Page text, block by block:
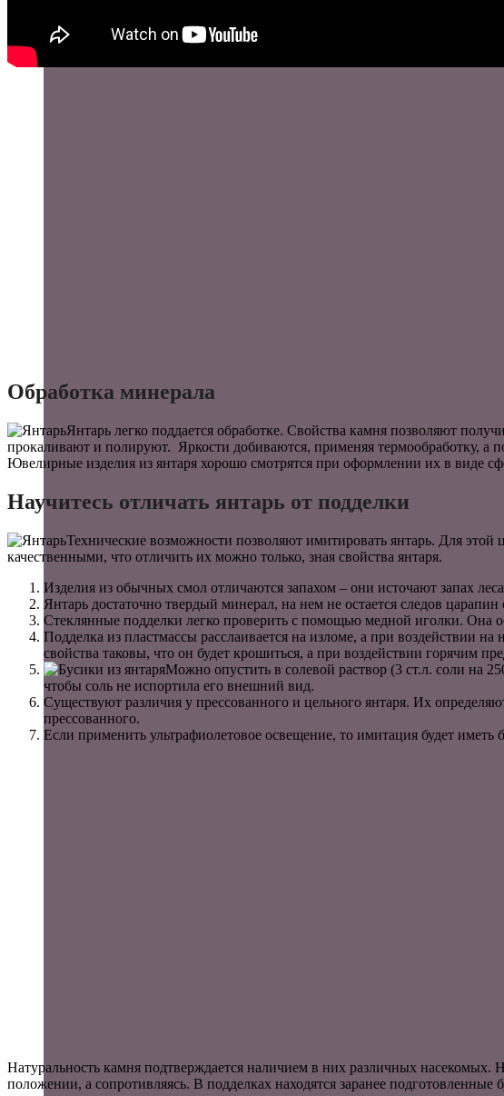
Обработка минерала
Янтарь легко поддается обработке. Свойства камня позволяют
прокаливают и полируют. Яркости добиваются, применяя термообработку,
Ювелирные изделия из янтаря хорошо смотрятся при оформлении их в виде
Научитесь отличать янтарь от подделки
Технические возможности позволяют имитировать янтарь. Для
качественными, что отличить их можно только, зная свойства янтаря.
Изделия из обычных смол отличаются запахом – они источают запах
Янтарь достаточно твердый минерал, на нем не остается следов царапин
Стеклянные подделки легко проверить с помощью медной иголки. Она
Подделка из пластмассы расслаивается на изломе, а при воздействии
свойства таковы, что он будет крошиться, а при воздействии горячим
Можно опустить в солевой раствор (3 ст.л. соли на
чтобы соль не испортила его внешний вид.
Существуют различия у прессованного и цельного янтаря. Их
прессованного.
Если применить ультрафиолетовое освещение, то имитация будет иметь
Натуральность камня подтверждается наличием в них различных
положении, а сопротивляясь. В подделках находятся заранее подготовленные